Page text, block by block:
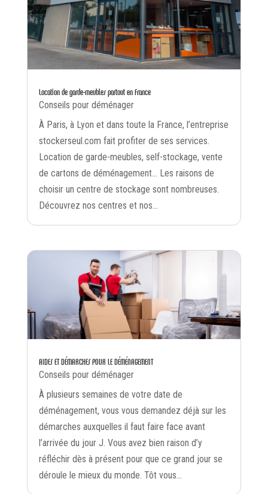
Location de garde-meubles partout en France
Conseils pour déménager
À Paris, à Lyon et dans toute la France, l’entreprise
stockerseul.com fait profiter de ses services.
Location de garde-meubles, self-stockage, vente
de cartons de déménagement… Les raisons de
choisir un centre de stockage sont nombreuses.
Découvrez nos centres et nos...
AIDES ET DÉMARCHES POUR LE DÉMÉNAGEMENT
Conseils pour déménager
À plusieurs semaines de votre date de
déménagement, vous vous demandez déjà sur les
démarches auxquelles il faut faire face avant
l’arrivée du jour J. Vous avez bien raison d’y
réfléchir dès à présent pour que ce grand jour se
déroule le mieux du monde. Tôt vous...